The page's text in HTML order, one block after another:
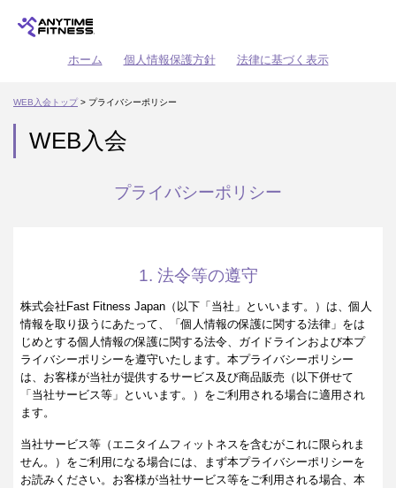
ホーム 個人情報保護方針 法律に基づく表示
WEB入会トップ> プライバシーポリシー
WEB入会
プライバシーポリシー
1. 法令等の遵守
株式会社Fast Fitness Japan（以下「当社」といいます。）は、個人
情報を取り扱うにあたって、「個人情報の保護に関する法律」をは
じめとする個人情報の保護に関する法令、ガイドラインおよび本プ
ライバシーポリシーを遵守いたします。本プライバシーポリシー
は、お客様が当社が提供するサービス及び商品販売（以下併せて
「当社サービス等」といいます。）をご利用される場合に適用され
ます。
当社サービス等（エニタイムフィットネスを含むがこれに限られま
せん。）をご利用になる場合には、まず本プライバシーポリシーを
お読みください。お客様が当社サービス等をご利用される場合、本